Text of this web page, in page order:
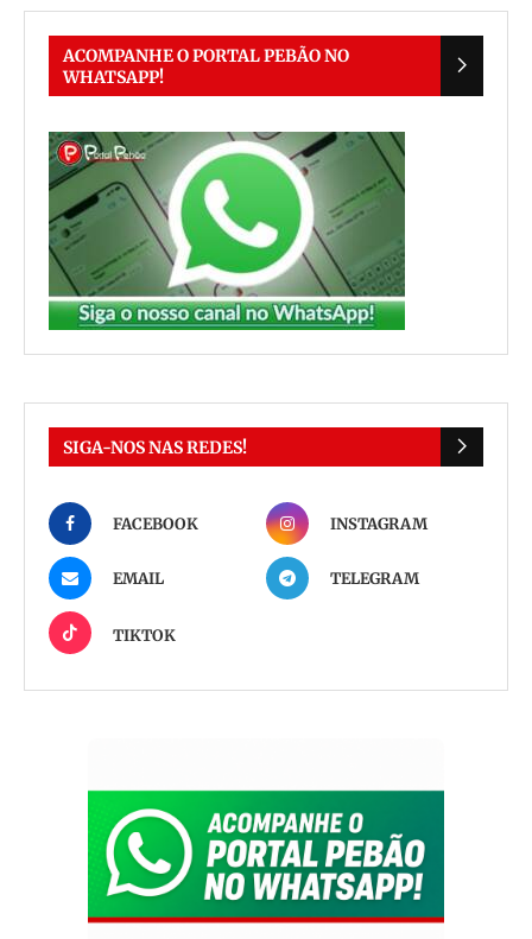
ACOMPANHE O PORTAL PEBÃO NO
WHATSAPP!
SIGA-NOS NAS REDES!
FACEBOOK INSTAGRAM
EMAIL TELEGRAM
TIKTOK